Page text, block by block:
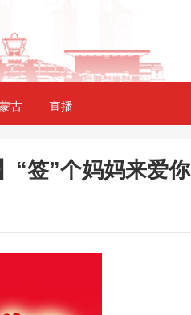
古 直播
“签”个妈妈来爱你